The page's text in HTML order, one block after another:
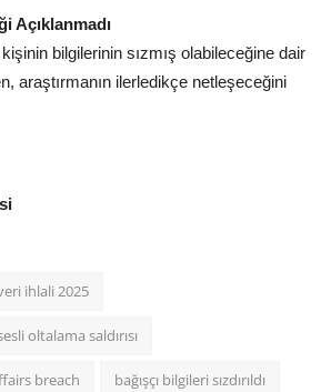
Açıklanmadı
bilgilerinin sızmış olabileceğine dair
araştırmanın ilerledikçe netleşeceğini
ihlali 2025
oltalama saldırısı
breach bağışçı bilgileri sızdırıldı